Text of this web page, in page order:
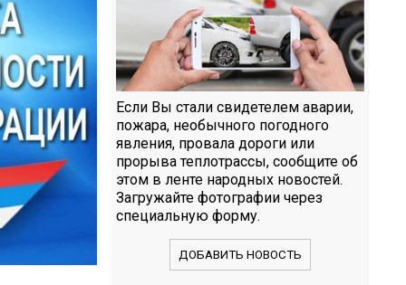
Если Вы стали свидетелем аварии,
пожара, необычного погодного
явления, провала дороги или
прорыва теплотрассы, сообщите об
этом в ленте народных новостей.
Загружайте фотографии через
специальную форму.
ДОБАВИТЬ НОВОСТЬ